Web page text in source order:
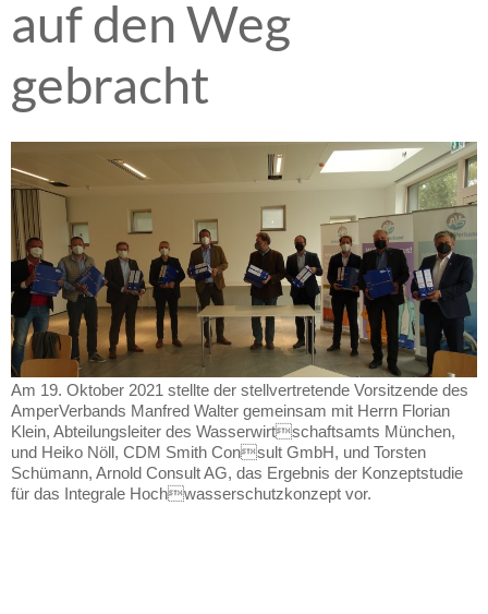
auf den Weg
gebracht
Am 19. Oktober 2021 stellte der stellvertretende Vorsitzende des
AmperVerbands Manfred Walter gemeinsam mit Herrn Florian
Klein, Abteilungsleiter des Wasserwirtschaftsamts München,
und Heiko Nöll, CDM Smith Consult GmbH, und Torsten
Schümann, Arnold Consult AG, das Ergebnis der Konzeptstudie
für das Integrale Hochwasserschutzkonzept vor.